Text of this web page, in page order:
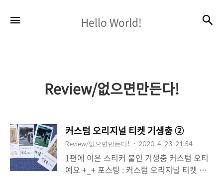
World!
Hello World!
Review/없으면만든다!
커스텀 오리지널 티켓 기생충 ②
Review/없으면만든다! 2020. 4. 23. 21:54
1편에 이은 스티커 붙인 기생충 커스텀 오티
예요 +_+ 포스팅 : 커스텀 오리지널 티켓 기